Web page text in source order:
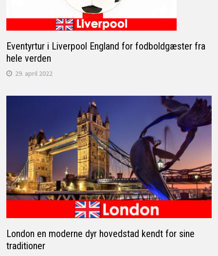
Eventyrtur i Liverpool England for fodboldgæster fra
hele verden
29. april 2022
London en moderne dyr hovedstad kendt for sine
traditioner